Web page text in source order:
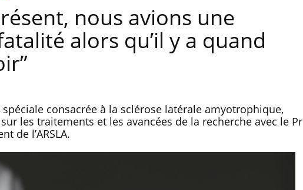
nous avions une
alors qu’il y a quand
consacrée à la sclérose latérale amyotrophique,
les traitements et les avancées de la recherche avec le Pr
de l’ARSLA.